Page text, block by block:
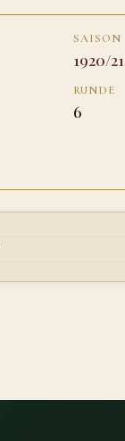
SAISON
1920/21
RUNDE
6